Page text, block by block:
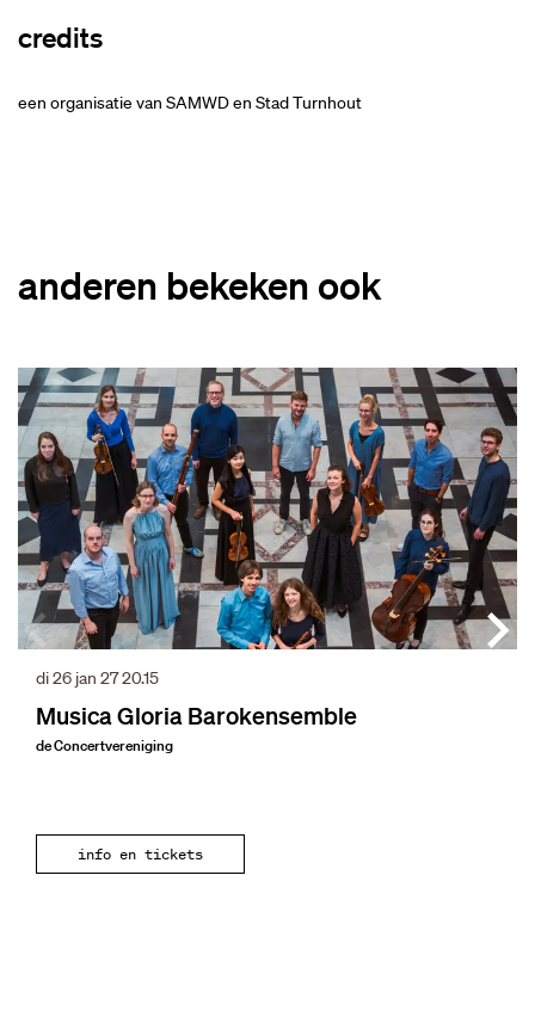
credits
een organisatie van SAMWD en Stad Turnhout
anderen bekeken ook
Musica Gloria Barokensemble
de Concertvereniging
di 26 jan 2720.15
info en tickets